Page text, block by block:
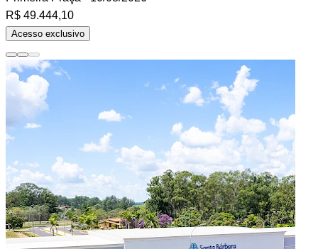
R$ 49.444,10
Acesso exclusivo